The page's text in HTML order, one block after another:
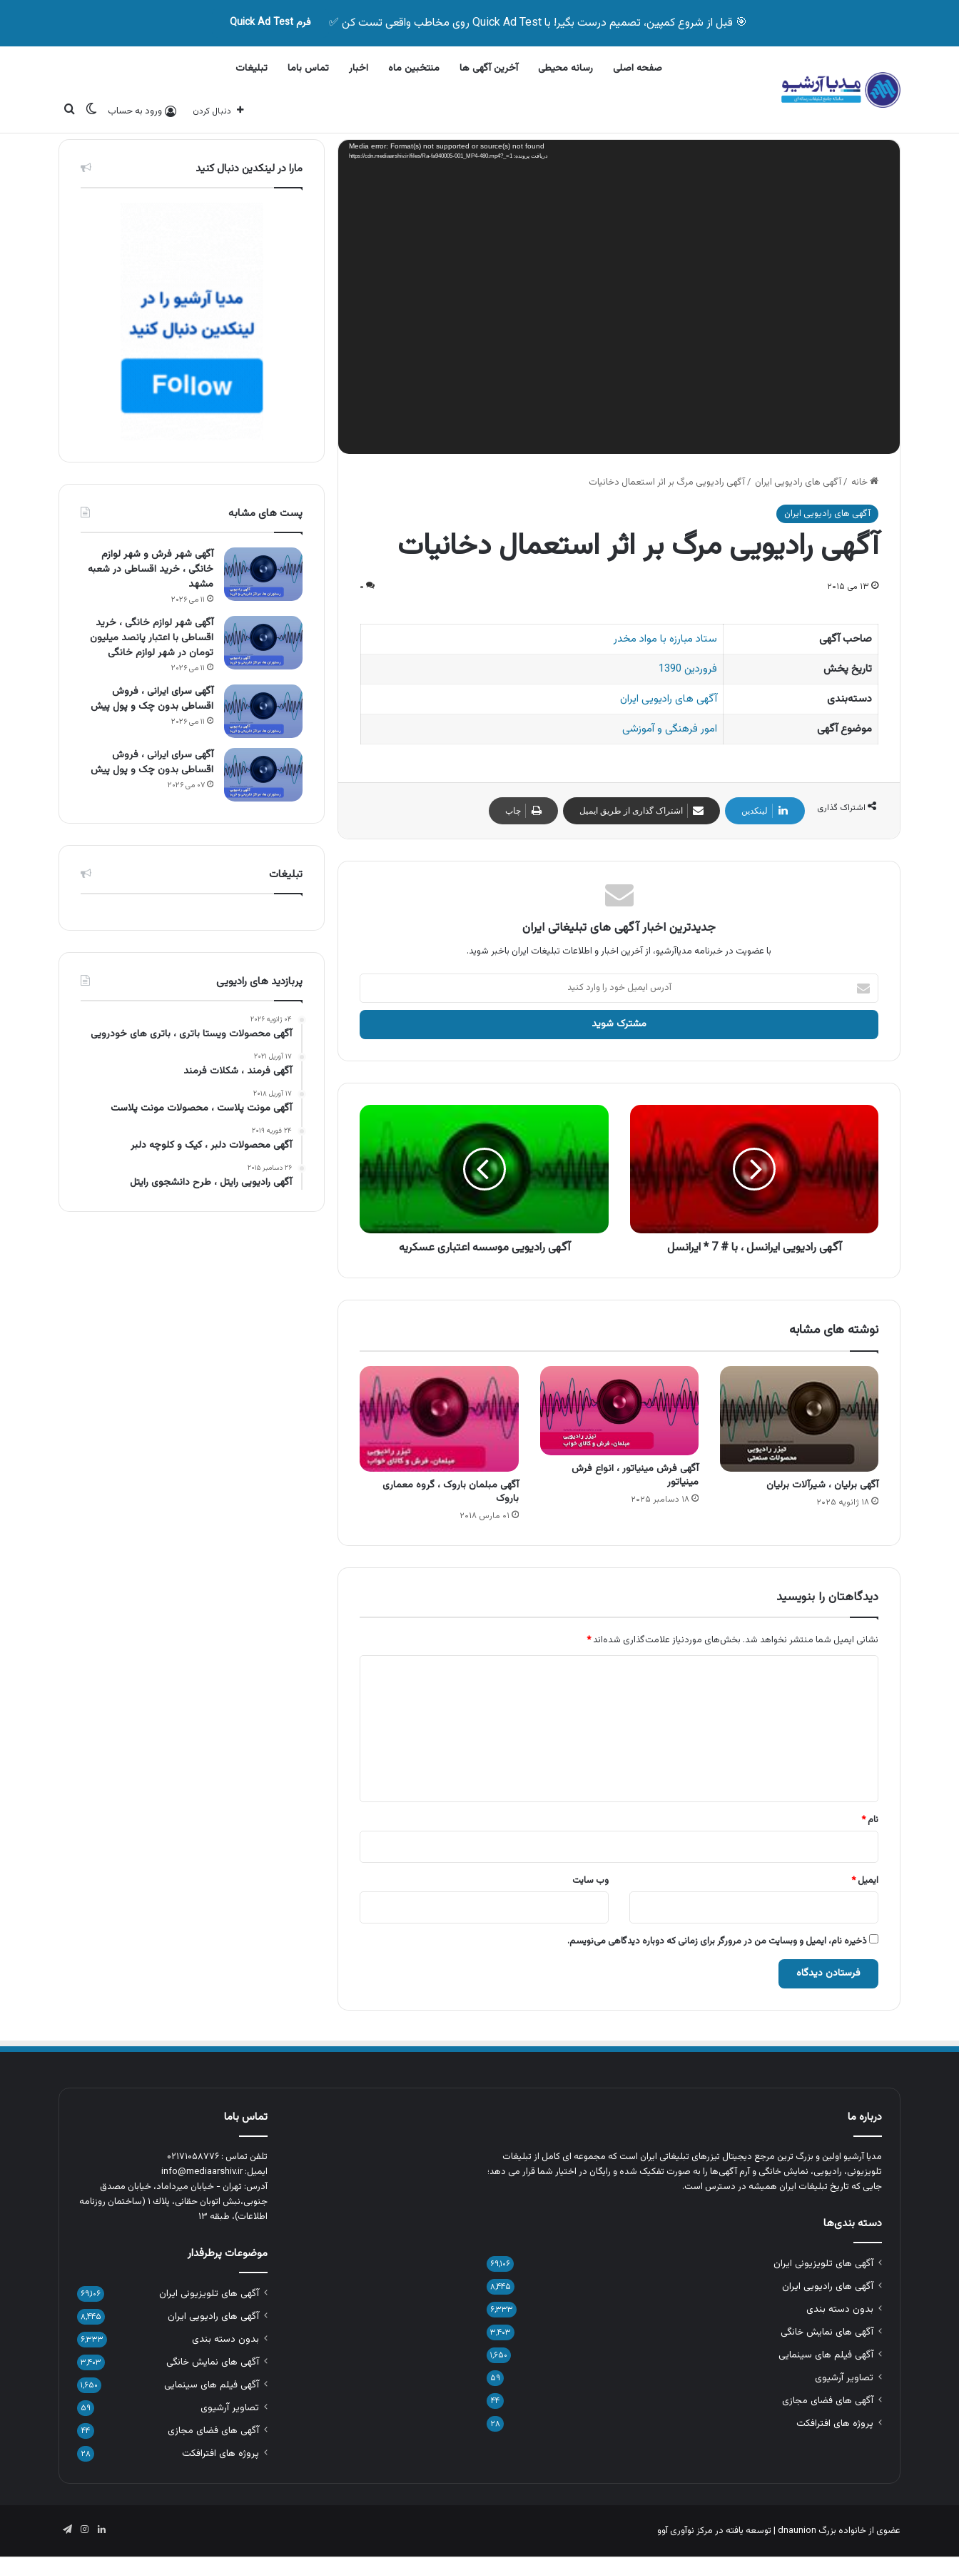
🎯 قبل از شروع کمپین، تصمیم درست بگیر! با Quick Ad Test روی مخاطب واقعی تست کن ✅ فرم Quick Ad Test
صفحه اصلی رسانه محیطی آخرین آگهی ها منتخبین ماه اخبار تماس باما تبلیغات
دنبال کردن ورود به حساب تغییر پوسته
جستجو برای جمعه, 7 آگوست 2026 آگهی های تازه
نمایشگر
ویدیو Media error: Format(s) not supported or source(s) not found
دریافت پرونده: https://cdn.mediaarshiv.ir/files/Ra-fa940005-001_MP4-480.mp4?_=1
خانه /آگهی های رادیویی ایران /آگهی رادیویی مرگ بر اثر استعمال دخانیات
آگهی های رادیویی ایران
آگهی رادیویی مرگ بر اثر استعمال دخانیات
۱۳ می ۲۰۱۵ ۰
صاحب آگهی
ستاد مبارزه با مواد مخدر
تاریخ پخش
فروردین 1390
دسته‌بندی
آگهی های رادیویی ایران
موضوع آگهی
امور فرهنگی و آموزشی
اشتراک گذاری لینکدین اشتراک گذاری از طریق ایمیل چاپ
جدیدترین اخبار آگهی های تبلیغاتی ایران
با عضویت در خبرنامه مدیاآرشیو، از آخرین اخبار و اطلاعات تبلیغات ایران باخبر شوید.
آدرس
ایمیل
خود
وارد
آگهی
رادیویی
ایرانسل
،
با
#
ایرانسل
آگهی رادیویی ایرانسل ، با # 7 * ایرانسل
آگهی
اعتباری
عسکریه
آگهی رادیویی موسسه اعتباری عسکریه
نوشته های مشابه
آگهی برلیان ، شیرآلات برلیان
۱۸ ژانویه ۲۰۲۵
آگهی فرش مینیاتور ، انواع فرش
مینیاتور
۱۸ دسامبر ۲۰۲۵
آگهی مبلمان باروک ، گروه معماری
باروک
۰۱ مارس ۲۰۱۸
دیدگاهتان را بنویسید
نشانی ایمیل شما منتشر نخواهد شد. بخش‌های موردنیاز علامت‌گذاری شده‌اند*
نام*
ایمیل* وب‌ سایت
ذخیره نام، ایمیل و وبسایت من در مرورگر برای زمانی که دوباره دیدگاهی می‌نویسم.
مارا در لینکدین دنبال کنید
پست های مشابه
آگهی شهر فرش و شهر لوازم
خانگی ، خرید اقساطی در شعبه
مشهد
۱۱ می ۲۰۲۶
آگهی شهر لوازم خانگی ، خرید
اقساطی با اعتبار پانصد میلیون
تومان در شهر لوازم خانگی
۱۱ می ۲۰۲۶
آگهی سرای ایرانی ، فروش
اقساطی بدون چک و پول پیش
۱۱ می ۲۰۲۶
آگهی سرای ایرانی ، فروش
اقساطی بدون چک و پول پیش
۰۷ می ۲۰۲۶
تبلیغات
پربازدید های رادیویی
۰۴ ژانویه ۲۰۲۶
آگهی محصولات ویستا باتری ، باتری های خودرویی
۱۷ آوریل ۲۰۲۱
آگهی فرمند ، شکلات فرمند
۱۷ آوریل ۲۰۱۸
آگهی مونت پلاست ، محصولات مونت پلاست
۲۴ فوریه ۲۰۱۹
آگهی محصولات دلبر ، کیک و کلوچه دلبر
۲۶ دسامبر ۲۰۱۵
آگهی رادیویی رایتل ، طرح دانشجوی رایتل
درباره ما
مدیا آرشیو اولین و بزرگ‌ ترین مرجع دیجیتال تیزرهای تبلیغاتی ایران است که مجموعه‌ ای کامل از تبلیغات
تلویزیونی، رادیویی، نمایش خانگی و آرم‌ آگهی‌ها را به‌ صورت تفکیک‌ شده و رایگان در اختیار شما قرار می‌ دهد؛
جایی که تاریخ تبلیغات ایران همیشه در دسترس است.
دسته بندی‌ها
آگهی های تلویزیونی ایران ۶۹,۱۰۶
آگهی های رادیویی ایران ۸,۴۴۵
بدون دسته بندی ۶,۳۳۳
آگهی های نمایش خانگی ۳,۴۰۳
آگهی فیلم های سینمایی ۱,۶۵۰
تصاویر آرشیوی ۵۹
آگهی های فضای مجازی ۴۴
پروژه های افترافکت ۲۸
تماس باما
تلفن تماس : ۰۲۱۷۱۰۵۸۷۷۶
ایمیل: info@mediaarshiv.ir
آدرس: تهران - خیابان میرداماد، خیابان مصدق
جنوبی،نبش اتوبان حقانی، پلاك ١ (ساختمان روزنامه
اطلاعات)، طبقه ۱۳
موضوعات پرطرفدار
آگهی های تلویزیونی ایران ۶۹,۱۰۶
آگهی های رادیویی ایران ۸,۴۴۵
بدون دسته بندی ۶,۳۳۳
آگهی های نمایش خانگی ۳,۴۰۳
آگهی فیلم های سینمایی ۱,۶۵۰
تصاویر آرشیوی ۵۹
آگهی های فضای مجازی ۴۴
پروژه های افترافکت ۲۸
عضوی از خانواده بزرگ dnaunion | توسعه یافته در مرکز نوآوری آوو لینکدیناینستاگرام
تلگرام